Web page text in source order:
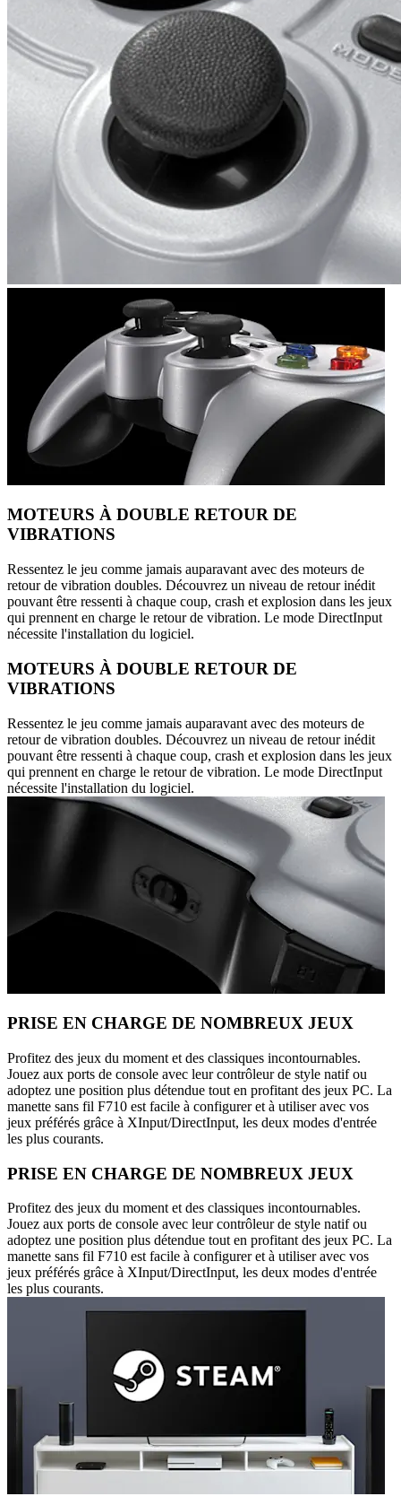
MOTEURS À DOUBLE RETOUR DE
VIBRATIONS
Ressentez le jeu comme jamais auparavant avec des moteurs de
retour de vibration doubles. Découvrez un niveau de retour inédit
pouvant être ressenti à chaque coup, crash et explosion dans les jeux
qui prennent en charge le retour de vibration. Le mode DirectInput
nécessite l'installation du logiciel.
MOTEURS À DOUBLE RETOUR DE
VIBRATIONS
Ressentez le jeu comme jamais auparavant avec des moteurs de
retour de vibration doubles. Découvrez un niveau de retour inédit
pouvant être ressenti à chaque coup, crash et explosion dans les jeux
qui prennent en charge le retour de vibration. Le mode DirectInput
nécessite l'installation du logiciel.
PRISE EN CHARGE DE NOMBREUX JEUX
Profitez des jeux du moment et des classiques incontournables.
Jouez aux ports de console avec leur contrôleur de style natif ou
adoptez une position plus détendue tout en profitant des jeux PC. La
manette sans fil F710 est facile à configurer et à utiliser avec vos
jeux préférés grâce à XInput/DirectInput, les deux modes d'entrée
les plus courants.
PRISE EN CHARGE DE NOMBREUX JEUX
Profitez des jeux du moment et des classiques incontournables.
Jouez aux ports de console avec leur contrôleur de style natif ou
adoptez une position plus détendue tout en profitant des jeux PC. La
manette sans fil F710 est facile à configurer et à utiliser avec vos
jeux préférés grâce à XInput/DirectInput, les deux modes d'entrée
les plus courants.